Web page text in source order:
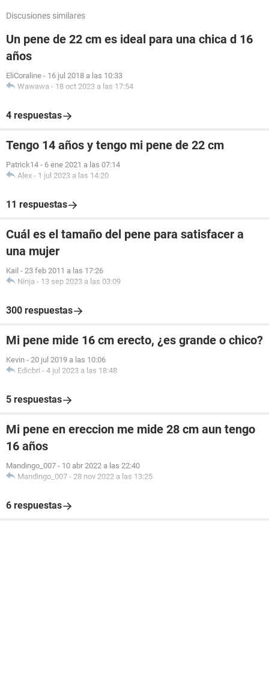
Discusiones similares
Un pene de 22 cm es ideal para una chica d 16
años
EliCoraline - 16 jul 2018 a las 10:33
Wawawa - 18 oct 2023 a las 17:54
4 respuestas
Tengo 14 años y tengo mi pene de 22 cm
Patrick14 - 6 ene 2021 a las 07:14
Alex - 1 jul 2023 a las 14:20
11 respuestas
Cuál es el tamaño del pene para satisfacer a
una mujer
Kail - 23 feb 2011 a las 17:26
Ninja - 13 sep 2023 a las 03:09
300 respuestas
Mi pene mide 16 cm erecto, ¿es grande o chico?
Kevin - 20 jul 2019 a las 10:06
Edicbri - 4 jul 2023 a las 18:48
5 respuestas
Mi pene en ereccion me mide 28 cm aun tengo
16 años
Mandingo_007 - 10 abr 2022 a las 22:40
Mandingo_007 - 28 nov 2022 a las 13:25
6 respuestas